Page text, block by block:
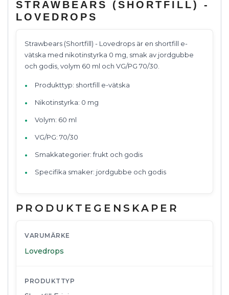
STRAWBEARS (SHORTFILL) -
LOVEDROPS
Strawbears (Shortfill) - Lovedrops är en shortfill e-
vätska med nikotinstyrka 0 mg, smak av jordgubbe
och godis, volym 60 ml och VG/PG 70/30.
Produkttyp: shortfill e-vätska
Nikotinstyrka: 0 mg
Volym: 60 ml
VG/PG: 70/30
Smakkategorier: frukt och godis
Specifika smaker: jordgubbe och godis
PRODUKTEGENSKAPER
VARUMÄRKE
Lovedrops
PRODUKTTYP